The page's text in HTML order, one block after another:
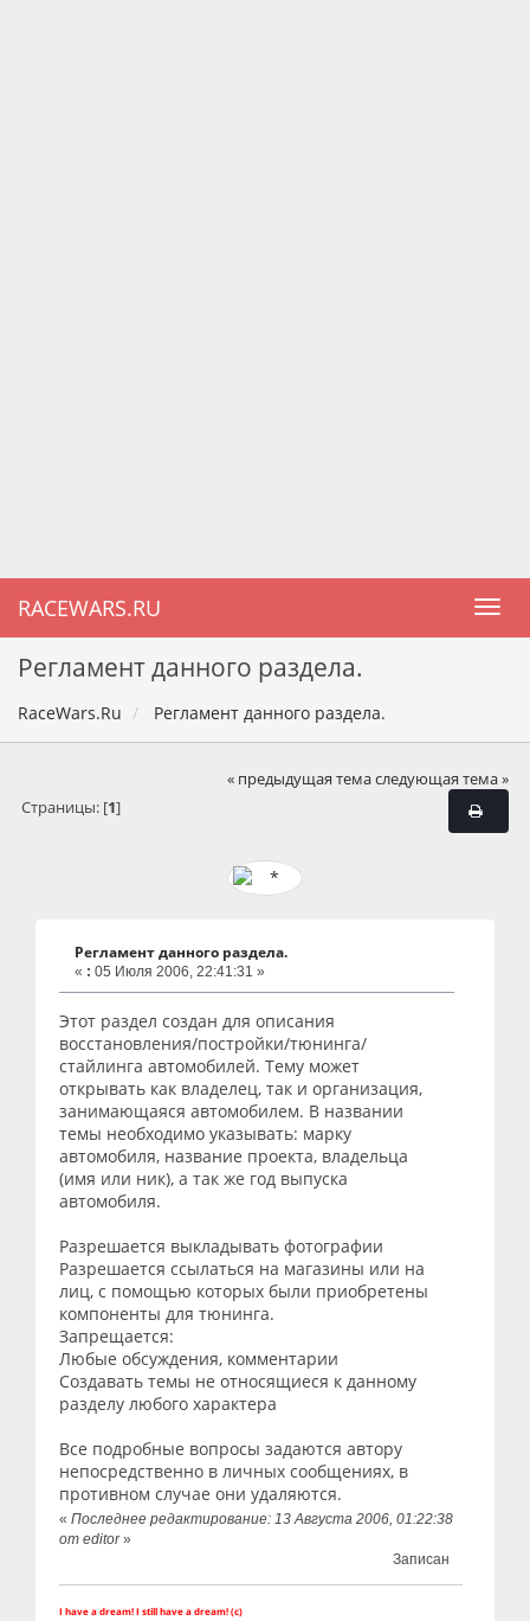
RACEWARS.RU
Регламент данного раздела.
RaceWars.Ru Регламент данного раздела.
« предыдущая тема следующая тема »
Страницы: [1]
Регламент данного раздела.
« : 05 Июля 2006, 22:41:31 »
Этот раздел создан для описания
восстановления/постройки/тюнинга/
стайлинга автомобилей. Тему может
открывать как владелец, так и организация,
занимающаяся автомобилем. В названии
темы необходимо указывать: марку
автомобиля, название проекта, владельца
(имя или ник), а так же год выпуска
автомобиля.
Разрешается выкладывать фотографии
Разрешается ссылаться на магазины или на
лиц, с помощью которых были приобретены
компоненты для тюнинга.
Запрещается:
Любые обсуждения, комментарии
Создавать темы не относящиеся к данному
разделу любого характера
Все подробные вопросы задаются автору
непосредственно в личных сообщениях, в
противном случае они удаляются.
« Последнее редактирование: 13 Августа 2006, 01:22:38
от editor»
Записан
I have a dream! I still have a dream! (c)